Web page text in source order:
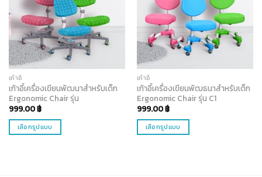
เก้าอี้
เก้าอี้เครื่องเขียนพัฒนาสำหรับเด็ก
Ergonomic Chair รุ่น
999.00฿
เลือกรูปแบบ
เก้าอี้
เก้าอี้เครื่องเขียนพัฒธนาสำหรับเด็ก
Ergonomic Chair รุ่น C1
999.00฿
เลือกรูปแบบ